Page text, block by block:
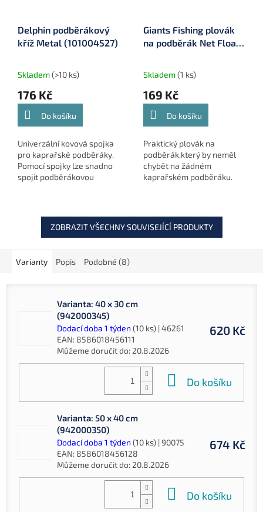
Delphin podběrákový
kříž Metal (101004527)
Skladem(>10 ks)
176 Kč
Do košíku
Univerzální kovová spojka
pro kaprařské podběráky.
Pomocí spojky lze snadno
spojit podběrákovou
Giants Fishing plovák
na podběrák Net Float
Skladem(1 ks)
169 Kč
Do košíku
Praktický plovák na
podběrák,který by neměl
chybět na žádném
kaprařském podběráku.
ZOBRAZIT VŠECHNY SOUVISEJÍCÍ PRODUKTY
Varianty Popis Podobné (8)
Varianta: 40 x 30 cm
(942000345)
Dodací doba 1 týden (10 ks) | 46261
EAN: 8586018456111
Můžeme doručit do: 20.8.2026
620 Kč
Do košíku
Varianta: 50 x 40 cm
(942000350)
Dodací doba 1 týden (10 ks) | 90075
EAN: 8586018456128
Můžeme doručit do: 20.8.2026
674 Kč
Do košíku